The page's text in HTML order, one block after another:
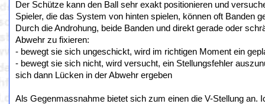
Der Schütze kann den Ball sehr exakt positionieren und
Spieler, die das System von hinten spielen, können oft Banden
Durch die Androhung, beide Banden und direkt gerade oder
Abwehr zu fixieren:
- bewegt sie sich ungeschickt, wird im richtigen Moment ein
- bewegt sie sich nicht, wird versucht, ein Stellungsfehler
sich dann Lücken in der Abwehr ergeben
Als Gegenmassnahme bietet sich zum einen die V-Stellung an.